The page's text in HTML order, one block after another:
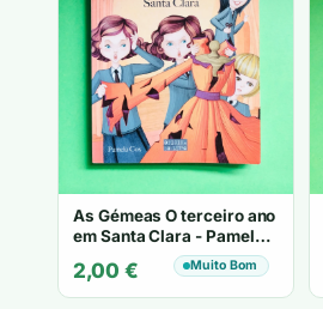
As Gémeas O terceiro ano
em Santa Clara - Pamela
2,00 € Muito Bom